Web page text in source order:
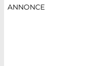
ANNONCE